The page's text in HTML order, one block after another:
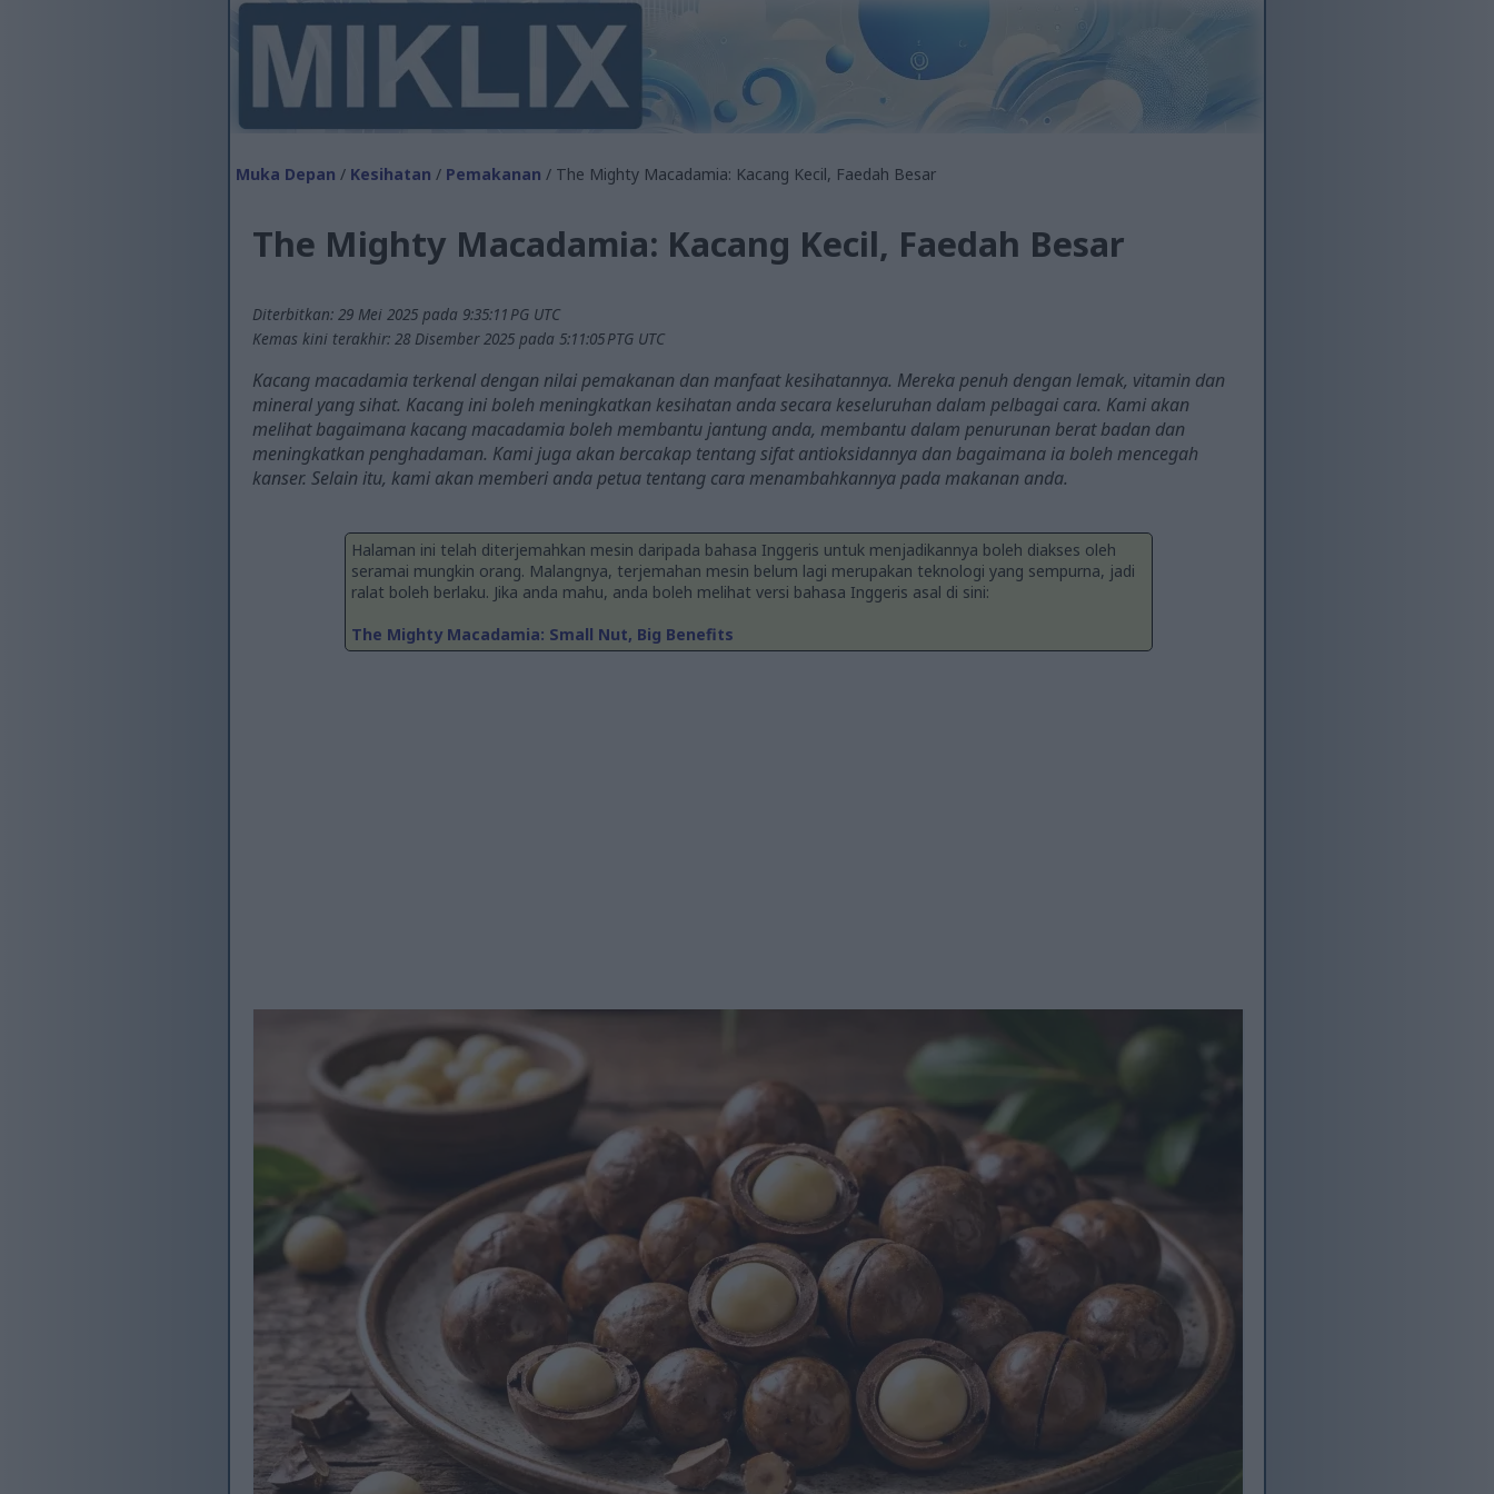
Muka Depan / Kesihatan / Pemakanan / The Mighty Macadamia: Kacang Kecil, Faedah Besar
The Mighty Macadamia: Kacang Kecil, Faedah Besar
Diterbitkan: 29 Mei 2025 pada 9:35:11 PG UTC
Kemas kini terakhir: 28 Disember 2025 pada 5:11:05 PTG UTC
Kacang macadamia terkenal dengan nilai pemakanan dan manfaat kesihatannya. Mereka penuh dengan lemak, vitamin dan
mineral yang sihat. Kacang ini boleh meningkatkan kesihatan anda secara keseluruhan dalam pelbagai cara. Kami akan
melihat bagaimana kacang macadamia boleh membantu jantung anda, membantu dalam penurunan berat badan dan
meningkatkan penghadaman. Kami juga akan bercakap tentang sifat antioksidannya dan bagaimana ia boleh mencegah
kanser. Selain itu, kami akan memberi anda petua tentang cara menambahkannya pada makanan anda.
Halaman ini telah diterjemahkan mesin daripada bahasa Inggeris untuk menjadikannya boleh diakses oleh
seramai mungkin orang. Malangnya, terjemahan mesin belum lagi merupakan teknologi yang sempurna, jadi
ralat boleh berlaku. Jika anda mahu, anda boleh melihat versi bahasa Inggeris asal di sini:
The Mighty Macadamia: Small Nut, Big Benefits